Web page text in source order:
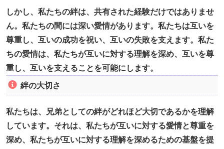
しかし、私たちの絆は、共有された経験だけではありませ
ん。私たちの間には深い愛情があります。私たちは互いを
尊重し、互いの成功を祝い、互いの失敗を支えます。私た
ちの愛情は、私たちが互いに対する理解を深め、互いを尊
重し、互いを支えることを可能にします。
絆の大切さ
私たちは、兄弟としての絆がどれほど大切であるかを理解
しています。それは、私たちが互いに対する愛情と尊重を
深め、私たちが互いに対する理解を深めるための基盤を提